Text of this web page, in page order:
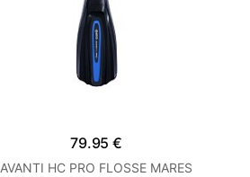
79.95 €
AVANTI HC PRO FLOSSE MARES